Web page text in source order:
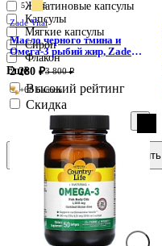
Витамин K2 (менахинон-7)
Витамин Е (токоферол)
Докозагексаеновая кислота
(ДГК)
Железо
Йод
Коэнзим Q10
Масло криля
Омега 3
Омега 6
Омега 9
Омега-3 жирные кислоты
Омега-3 жирные кислоты
(ЭПК, ДГК)
Рыбий жир
Рыбий жир (омега-3 жирные
кислоты)
Селен
Желатиновые капсулы
Капсулы
Мягкие капсулы
Сироп
Флакон
Высокий рейтинг
Скидка
Сбросить Применить
зубов. СРОК ГОДНОСТИ ДО
СЕНТЯБРЯ 2026
5 5
Zade Vital
Масло черного тмина и
Омега-3 рыбий жир, Zade
Vital 150 мл
2 280 ₽3 800 ₽
+68 баллов